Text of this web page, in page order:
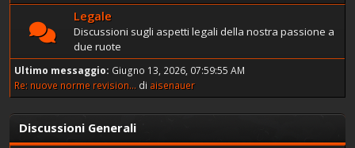
Legale
Discussioni sugli aspetti legali della nostra passione a
due ruote
Ultimo messaggio: Giugno 13, 2026, 07:59:55 AM
Re: nuove norme revision... di aisenauer
Discussioni Generali